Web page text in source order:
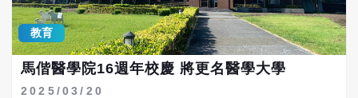
教育
馬偕醫學院16週年校慶 將更名醫學大學
2025/03/20